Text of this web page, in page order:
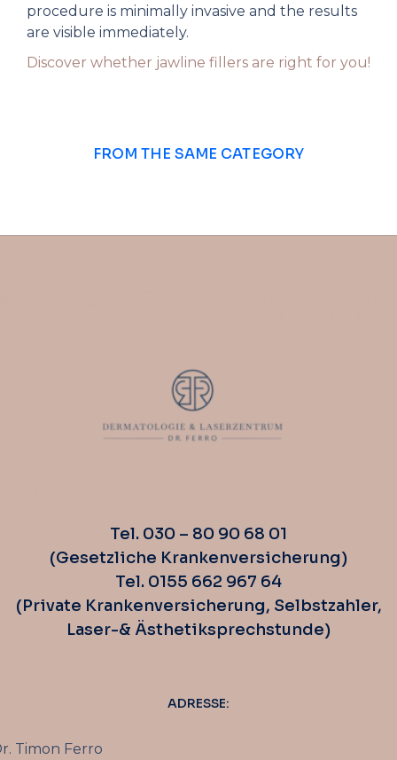
procedure is minimally invasive and the results
are visible immediately.
Discover whether jawline fillers are right for you!
FROM THE SAME CATEGORY
Tel. 030 – 80 90 68 01
(Gesetzliche Krankenversicherung)
Tel. 0155 662 967 64
(Private Krankenversicherung, Selbstzahler,
Laser-& Ästhetiksprechstunde)
ADRESSE:
Timon Ferro